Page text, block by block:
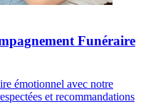
Funéraire
émotionnel avec notre
et recommandations